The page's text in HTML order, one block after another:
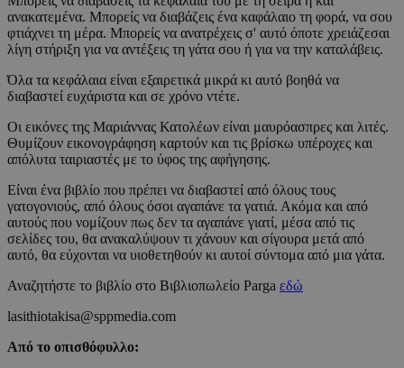
ανακατεμένα. Μπορείς να διαβάζεις ένα καφάλαιο τη φορά, να σου
φτιάχνει τη μέρα. Μπορείς να ανατρέχεις σ' αυτό όποτε χρειάζεσαι
λίγη στήριξη για να αντέξεις τη γάτα σου ή για να την καταλάβεις.
Όλα τα κεφάλαια είναι εξαιρετικά μικρά κι αυτό βοηθά να
διαβαστεί ευχάριστα και σε χρόνο ντέτε.
Οι εικόνες της Μαριάννας Κατολέων είναι μαυρόασπρες και λιτές.
Θυμίζουν εικονογράφηση καρτούν και τις βρίσκω υπέροχες και
απόλυτα ταιριαστές με το ύφος της αφήγησης.
Είναι ένα βιβλίο που πρέπει να διαβαστεί από όλους τους
γατογονιούς, από όλους όσοι αγαπάνε τα γατιά. Ακόμα και από
αυτούς που νομίζουν πως δεν τα αγαπάνε γιατί, μέσα από τις
σελίδες του, θα ανακαλύψουν τι χάνουν και σίγουρα μετά από
αυτό, θα εύχονται να υιοθετηθούν κι αυτοί σύντομα από μια γάτα.
Αναζητήστε το βιβλίο στο Βιβλιοπωλείο Parga εδώ
lasithiotakisa@sppmedia.com
Από το οπισθόφυλλο: